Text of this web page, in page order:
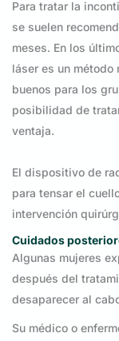
Para tratar la
se suelen
meses. En los
láser es un método
buenos para los
posibilidad de
ventaja.
El dispositivo de
para tensar el
intervención
Cuidados
Algunas mujeres
después del
desaparecer al
Su médico o